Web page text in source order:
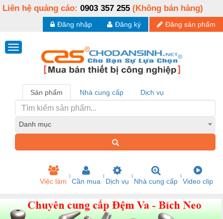
Liên hệ quảng cáo: 0903 357 255 (Không bán hàng)
Đăng sản phẩm
Đăng ký
Đăng nhập
Sản phẩm Nhà cung cấp Dịch vụ
Danh mục
Việc làm Cần mua Dịch vụ Nhà cung cấp Video clip